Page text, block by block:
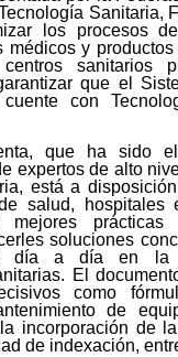
Sanitaria,
los procesos
médicos y
sanitarios
que el
con
que ha sido
expertos de alto
está a
salud, hospitales
mejores prácticas
soluciones
día a día en la
El
como
de
incorporación de
de indexación,